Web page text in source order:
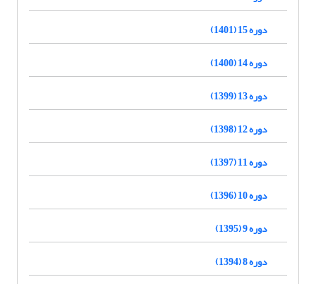
دوره 15 (1401)
دوره 14 (1400)
دوره 13 (1399)
دوره 12 (1398)
دوره 11 (1397)
دوره 10 (1396)
دوره 9 (1395)
دوره 8 (1394)